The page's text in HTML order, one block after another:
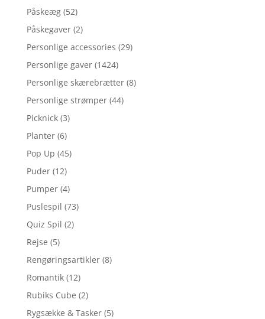
Påskeæg (52)
Påskegaver (2)
Personlige accessories (29)
Personlige gaver (1424)
Personlige skærebrætter (8)
Personlige strømper (44)
Picknick (3)
Planter (6)
Pop Up (45)
Puder (12)
Pumper (4)
Puslespil (73)
Quiz Spil (2)
Rejse (5)
Rengøringsartikler (8)
Romantik (12)
Rubiks Cube (2)
Rygsække & Tasker (5)